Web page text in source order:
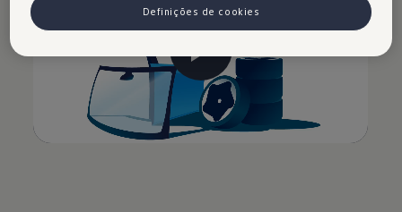
Definições de cookies